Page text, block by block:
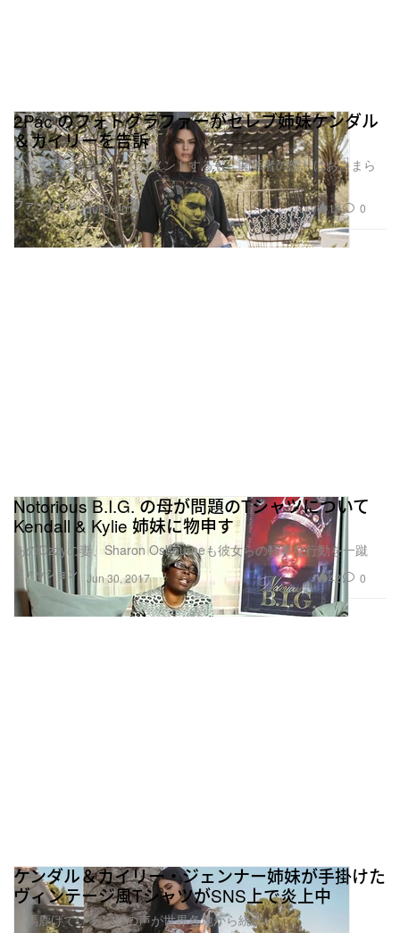
ファッション
＆カイリーを告訴
SNSでごめんなさいとコメントするも、関係者の怒りはおさまら
ない様子
Jul 9, 2017 18
ファッション
Kendall & Kylie 姉妹に物申す
あのOzzyの妻、Sharon Osbourneも彼女らの軽率な行動を一蹴
Jun 30, 2017 42 0
ファッション
ヴィンテージ風TシャツがSNS上で炎上中
「馬鹿げている」との声が世界各地から続出
Jun 29, 2017